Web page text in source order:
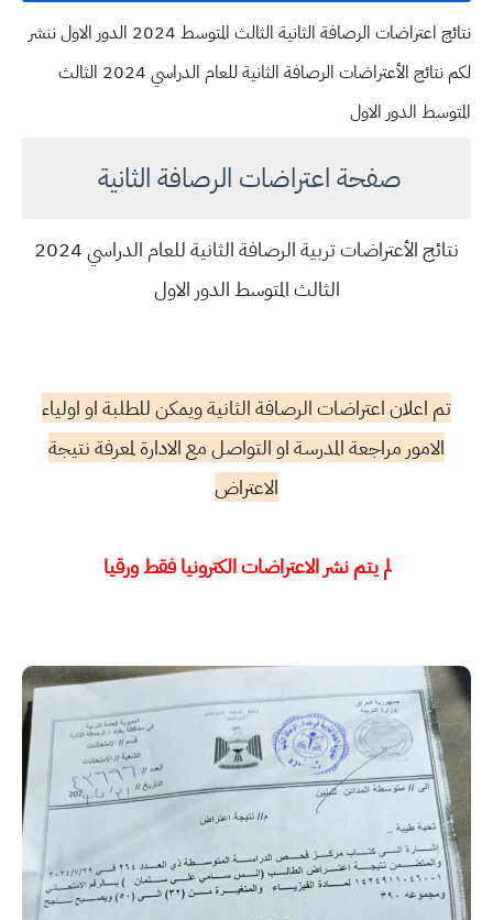
نتائج اعتراضات الرصافة الثانية الثالث المتوسط 2024 الدور الاول ننشر
لكم نتائج الأعتراضات الرصافة الثانية للعام الدراسي 2024 الثالث
المتوسط الدور الاول
صفحة اعتراضات الرصافة الثانية
نتائج الأعتراضات تربية الرصافة الثانية للعام الدراسي 2024
الثالث المتوسط الدور الاول
تم اعلان اعتراضات الرصافة الثانية ويمكن للطلبة او اولياء
الامور مراجعة المدرسة او التواصل مع الادارة لمعرفة نتيجة
الاعتراض
لم يتم نشر الاعتراضات الكترونيا فقط ورقيا